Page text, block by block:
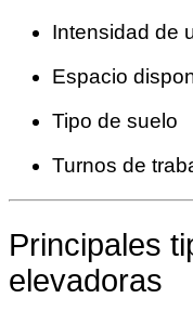
Intensidad de
Espacio
Tipo de suelo
Turnos de
Principales
elevadoras